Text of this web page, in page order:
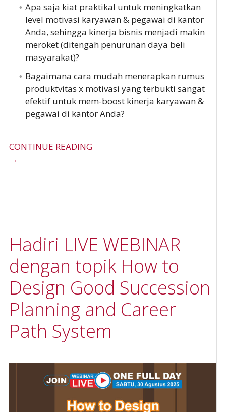
Apa saja kiat praktikal untuk meningkatkan
level motivasi karyawan & pegawai di kantor
Anda, sehingga kinerja bisnis menjadi makin
meroket (ditengah penurunan daya beli
masyarakat)?
Bagaimana cara mudah menerapkan rumus
produktvitas x motivasi yang terbukti sangat
efektif untuk mem-boost kinerja karyawan &
pegawai di kantor Anda?
CONTINUE READING
→
Hadiri LIVE WEBINAR
dengan topik How to
Design Good Succession
Planning and Career
Path System